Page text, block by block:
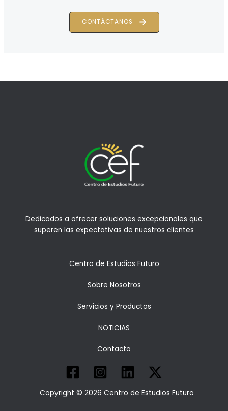
CONTÁCTANOS
Dedicados a ofrecer soluciones excepcionales que
superen las expectativas de nuestros clientes
Centro de Estudios Futuro
Sobre Nosotros
Servicios y Productos
NOTICIAS
Contacto
Copyright © 2026 Centro de Estudios Futuro